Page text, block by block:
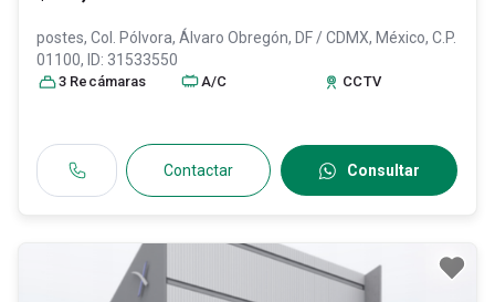
postes, Col. Pólvora, Álvaro Obregón, DF / CDMX, México, C.P.
01100, ID: 31533550
3 Recámaras A/C CCTV
Contactar Consultar